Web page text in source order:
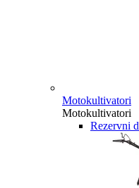
Motokultivatori
Motokultivatori
Rezervni